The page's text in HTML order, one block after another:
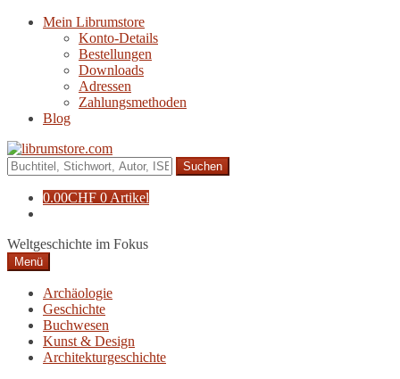
Navigation
Zum
Mein Librumstore
Konto-Details
Bestellungen
Downloads
Adressen
Zahlungsmethoden
Blog
Suche
nach:
0.00CHF 0 Artikel
Weltgeschichte im Fokus
Menü
Archäologie
Geschichte
Buchwesen
Kunst & Design
Architekturgeschichte